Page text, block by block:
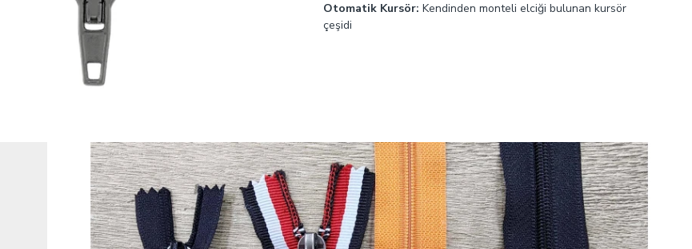
Otomatik Kursör: Kendinden monteli elciği bulunan kursör
çeşidi